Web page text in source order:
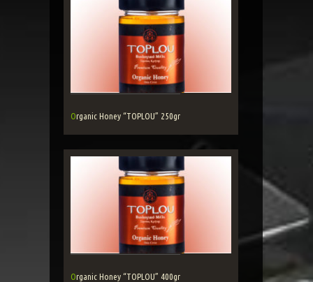
Organic Honey “TOPLOU” 250gr
Organic Honey “TOPLOU” 400gr